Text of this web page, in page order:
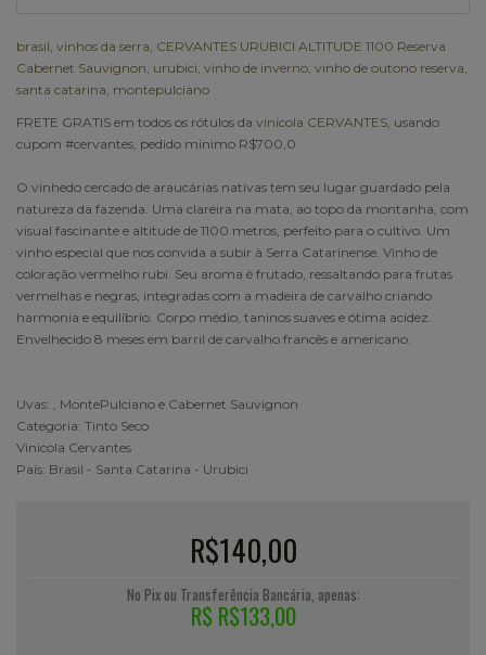
brasil vinhos da serra CERVANTES URUBICI ALTITUDE 1100 Reserva
Cabernet Sauvignon urubici vinho de inverno vinho de outono reserva
santa catarina montepulciano
FRETE GRATIS em todos os rótulos da vinícola CERVANTES , usando
cupom #cervantes, pedido mínimo R$700,0
O vinhedo cercado de araucárias nativas tem seu lugar guardado pela
natureza da fazenda. Uma clareira na mata, ao topo da montanha, com
visual fascinante e altitude de 1100 metros, perfeito para o cultivo. Um
vinho especial que nos convida a subir à Serra Catarinense. Vinho de
coloração vermelho rubi. Seu aroma é frutado, ressaltando para frutas
vermelhas e negras, integradas com a madeira de carvalho criando
harmonia e equilíbrio. Corpo médio, taninos suaves e ótima acidez.
Envelhecido 8 meses em barril de carvalho francês e americano.
Uvas: , MontePulciano e Cabernet Sauvignon
Categoria: Tinto Seco
Vinicola Cervantes
País: Brasil - Santa Catarina - Urubici
R$140,00
No Pix ou Transferência Bancária, apenas:
R$ R$133,00